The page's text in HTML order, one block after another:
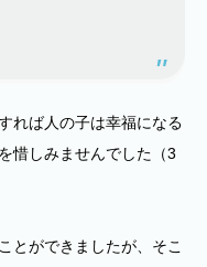
れば人の子は幸福になる
惜しみませんでした（3
とができましたが、そこ